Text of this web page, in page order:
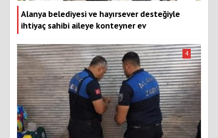
Alanya belediyesi ve hayırsever desteğiyle
ihtiyaç sahibi aileye konteyner ev
4